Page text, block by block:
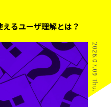
るユーザ理解とは？
2026.07.09 Thu.